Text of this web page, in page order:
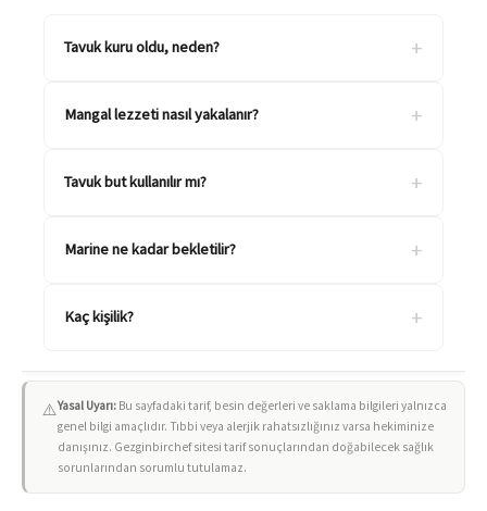
Tavuk kuru oldu, neden? +
Mangal lezzeti nasıl yakalanır? +
Tavuk but kullanılır mı? +
Marine ne kadar bekletilir? +
Kaç kişilik? +
⚠️Yasal Uyarı: Bu sayfadaki tarif, besin değerleri ve saklama bilgileri yalnızca
genel bilgi amaçlıdır. Tıbbi veya alerjik rahatsızlığınız varsa hekiminize
danışınız. Gezginbirchef sitesi tarif sonuçlarından doğabilecek sağlık
sorunlarından sorumlu tutulamaz.